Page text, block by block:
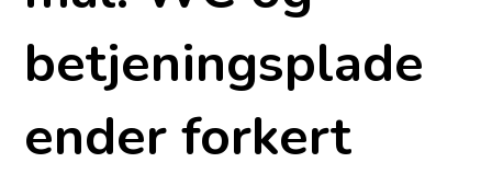
betjeningsplade
ender forkert